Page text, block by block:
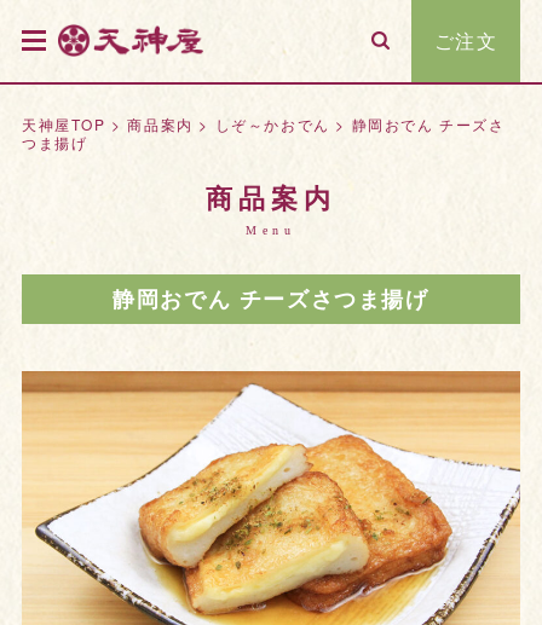
ご注文
天神屋TOP >商品案内 > しぞ～かおでん > 静岡おでん チーズさ
つま揚げ
商品案内
Menu
静岡おでん チーズさつま揚げ